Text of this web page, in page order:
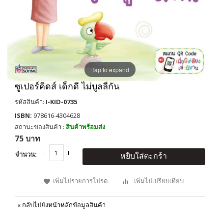
Tap to expand
ซูเปอร์คิดส์ เด็กดี ไม่บูลลี่กัน
รหัสสินค้า: I-KID-0735
ISBN: 978616-4304628
สถานะของสินค้า : สินค้าพร้อมส่ง
75 บาท
จำนวน: หยิบใส่ตะกร้า
เพิ่มไปรายการโปรด เพิ่มไปเปรียบเทียบ
« กลับไปยังหน้าหลักข้อมูลสินค้า